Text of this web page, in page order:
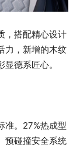
，搭配精心设计
力，新增的木纹
德系匠心。
准。27%热成型
预碰撞安全系统